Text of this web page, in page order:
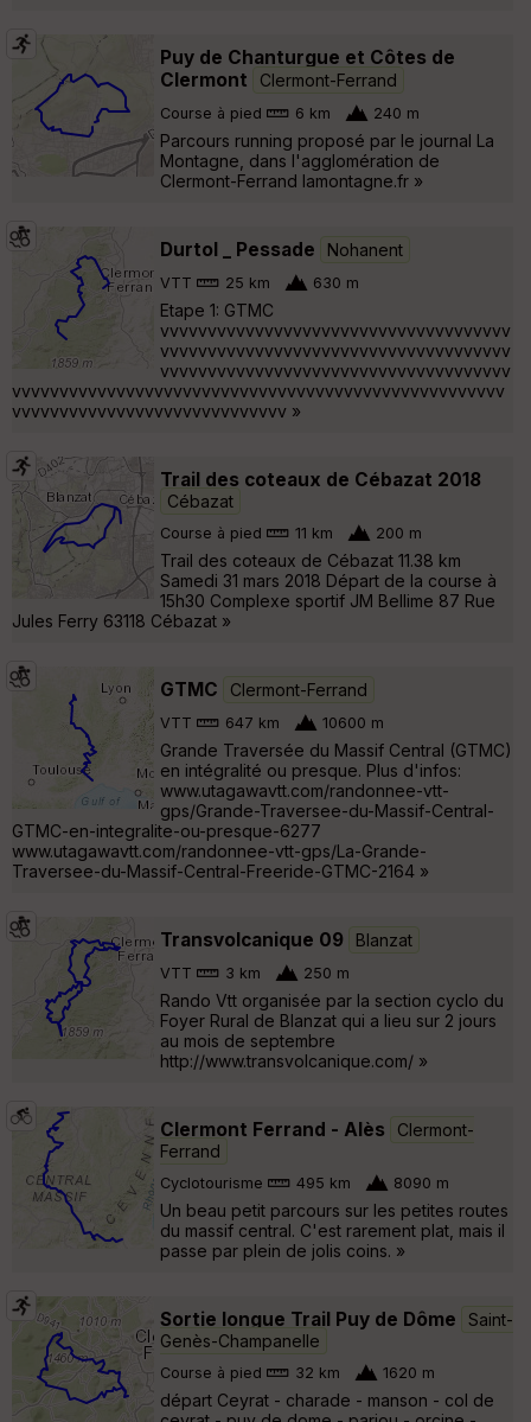
Puy de Chanturgue et Côtes de
Clermont
Clermont-Ferrand
Course à pied 6 km 240 m
Parcours running proposé par le journal La
Montagne, dans l'agglomération de
Clermont-Ferrand lamontagne.fr »
Durtol _ Pessade Nohanent
VTT 25 km 630 m
Etape 1: GTMC
vvvvvvvvvvvvvvvvvvvvvvvvvvvvvvvvvvvvv
vvvvvvvvvvvvvvvvvvvvvvvvvvvvvvvvvvvvv
vvvvvvvvvvvvvvvvvvvvvvvvvvvvvvvvvvvvv
vvvvvvvvvvvvvvvvvvvvvvvvvvvvvvvvvvvvvvvvvvvvvvvvvvvv
vvvvvvvvvvvvvvvvvvvvvvvvvvvvv »
Trail des coteaux de Cébazat 2018
Cébazat
Course à pied 11 km 200 m
Trail des coteaux de Cébazat 11.38 km
Samedi 31 mars 2018 Départ de la course à
15h30 Complexe sportif JM Bellime 87 Rue
Jules Ferry 63118 Cébazat »
GTMC Clermont-Ferrand
VTT 647 km 10600 m
Grande Traversée du Massif Central (GTMC)
en intégralité ou presque. Plus d'infos:
www.utagawavtt.com/randonnee-vtt-
gps/Grande-Traversee-du-Massif-Central-
GTMC-en-integralite-ou-presque-6277
www.utagawavtt.com/randonnee-vtt-gps/La-Grande-
Traversee-du-Massif-Central-Freeride-GTMC-2164 »
Transvolcanique 09 Blanzat
VTT 3 km 250 m
Rando Vtt organisée par la section cyclo du
Foyer Rural de Blanzat qui a lieu sur 2 jours
au mois de septembre
http://www.transvolcanique.com/ »
Clermont Ferrand - Alès
Clermont-
Ferrand
Cyclotourisme 495 km 8090 m
Un beau petit parcours sur les petites routes
du massif central. C'est rarement plat, mais il
passe par plein de jolis coins. »
Sortie longue Trail Puy de Dôme
Saint-
Genès-Champanelle
Course à pied 32 km 1620 m
départ Ceyrat - charade - manson - col de